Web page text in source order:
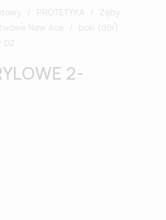
PROTETYKA
Zęby
New Ace
boki (dół)
D2
2-